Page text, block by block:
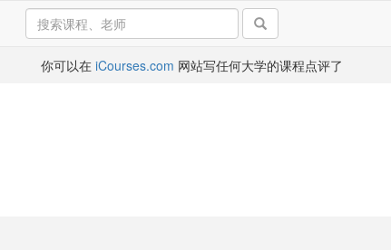
你可以在 iCourses.com 网站写任何大学的课程点评了